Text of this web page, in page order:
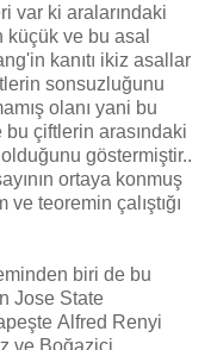
var ki aralarındaki
küçük ve bu asal
kanıtı ikiz asallar
sonsuzluğunu
olanı yani bu
bu çiftlerin arasındaki
göstermiştir..
ortaya konmuş
teoremin çalıştığı
biri de bu
Jose State
Alfred Renyi
ve Boğaziçi